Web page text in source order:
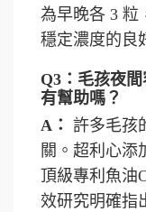
為早晚各 3 粒
穩定濃度的良
Q3：毛孩夜
有幫助嗎？
A： 許多毛孩
關。超利心添
頂級專利魚油
效研究明確指